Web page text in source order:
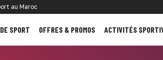
au Maroc
SPORT OFFRES & PROMOS ACTIVITÉS